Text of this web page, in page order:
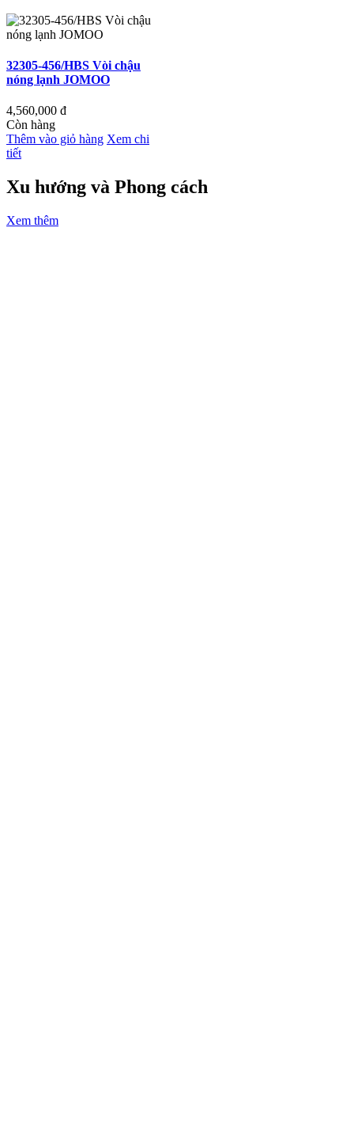
32305-456/HBS Vòi chậu
nóng lạnh JOMOO
4,560,000 đ
Còn hàng
Thêm vào giỏ hàng Xem chi
tiết
Xu hướng và Phong cách
Xem thêm